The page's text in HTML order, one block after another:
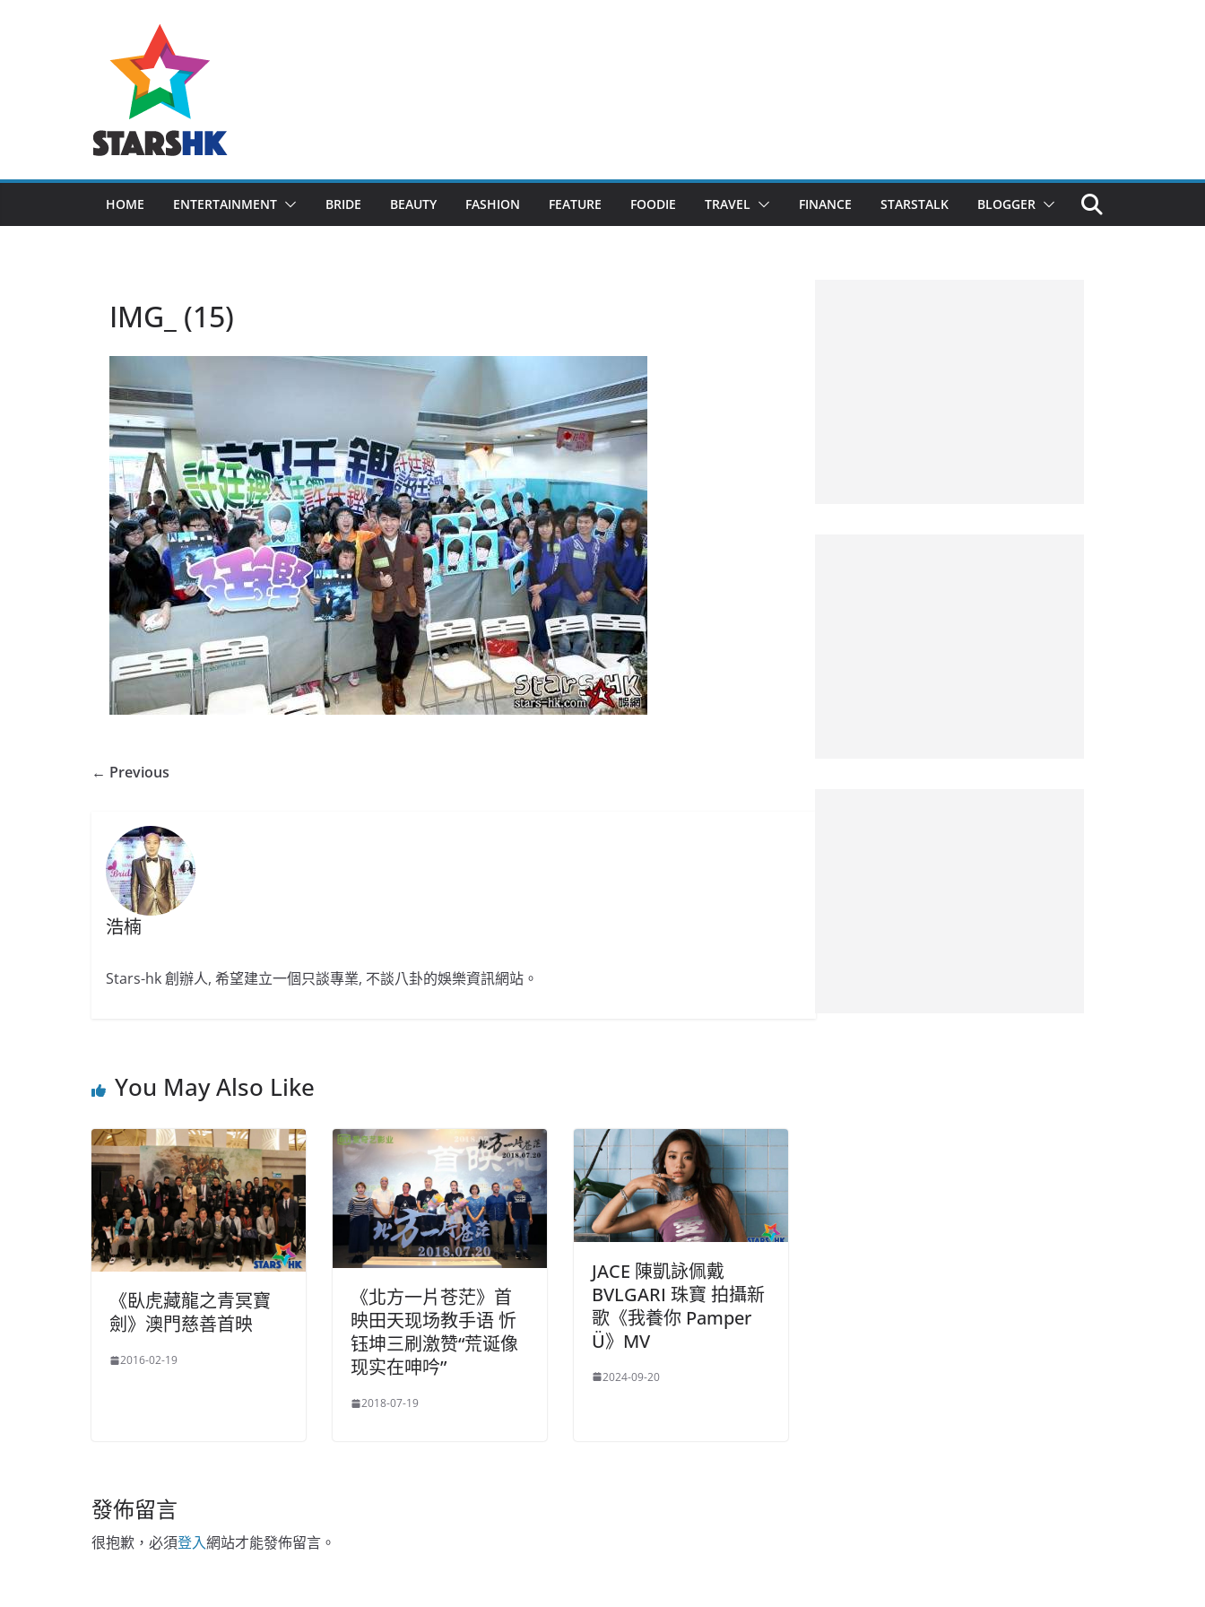
HOME ENTERTAINMENT BRIDE BEAUTY FASHION FEATURE FOODIE TRAVEL FINANCE STARSTALK BLOGGER
IMG_ (15)
← Previous
浩楠
Stars-hk 創辦人, 希望建立一個只談專業, 不談八卦的娛樂資訊網站。
You May Also Like
《臥虎藏龍之青冥寶
劍》澳門慈善首映
2016-02-19
《北方一片苍茫》首
映田天现场教手语 忻
钰坤三刷激赞“荒诞像
现实在呻吟”
2018-07-19
JACE 陳凱詠佩戴
BVLGARI 珠寶 拍攝新
歌《我養你 Pamper
Ü》MV
2024-09-20
發佈留言
很抱歉，必須登入網站才能發佈留言。